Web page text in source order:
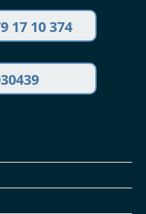
17 10 374